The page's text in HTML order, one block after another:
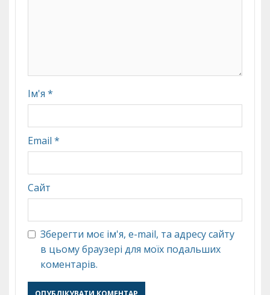
Ім'я *
Email *
Сайт
Зберегти моє ім'я, e-mail, та адресу сайту
в цьому браузері для моїх подальших
коментарів.